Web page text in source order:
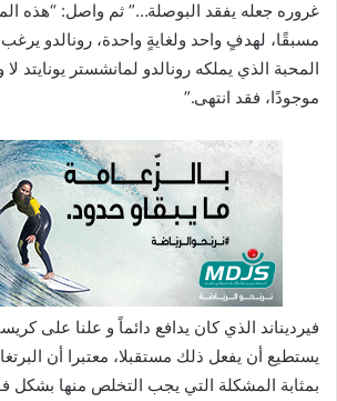
غروره جعله يفقد البوصلة…” ثم واصل: “هذه
مسبقًا، لهدفٍ واحد ولغايةٍ واحدة، رونالدو
المحبة الذي يملكه رونالدو لمانشستر يونايتد
موجودًا، فقد انتهى.”
فيرديناند الذي كان يدافع دائماً و علنا على
يستطيع أن يفعل ذلك مستقبلا، معتبرا أن
بمثابة المشكلة التي يجب التخلص منها بشكل